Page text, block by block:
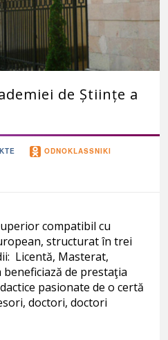
de Științe a
ODNOKLASSNIKI
compatibil cu
structurat în trei
Licentă, Masterat,
de prestaţia
pasionate de o certă
doctori, doctori